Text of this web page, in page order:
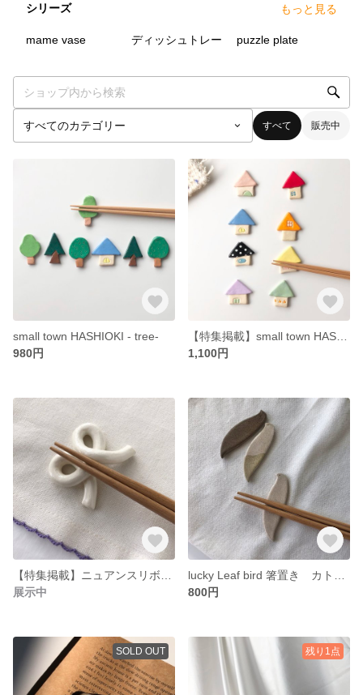
シリーズ もっと見る
mame vase ディッシュトレー puzzle plate
すべて 販売中
small town HASHIOKI - tree-
980円
1,100円
展示中
800円
SOLD OUT 残り1点